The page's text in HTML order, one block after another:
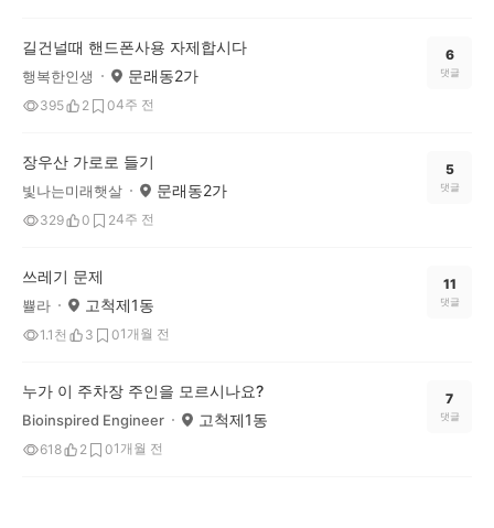
길건널때 핸드폰사용 자제합시다
행복한인생 문래동2가
395 2 04주 전
6
댓글
장우산 가로로 들기
빛나는미래햇살 문래동2가
329 0 24주 전
5
댓글
쓰레기 문제
쁄라 고척제1동
1.1천 3 01개월 전
11
댓글
누가 이 주차장 주인을 모르시나요?
Bioinspired Engineer 고척제1동
618 2 01개월 전
7
댓글